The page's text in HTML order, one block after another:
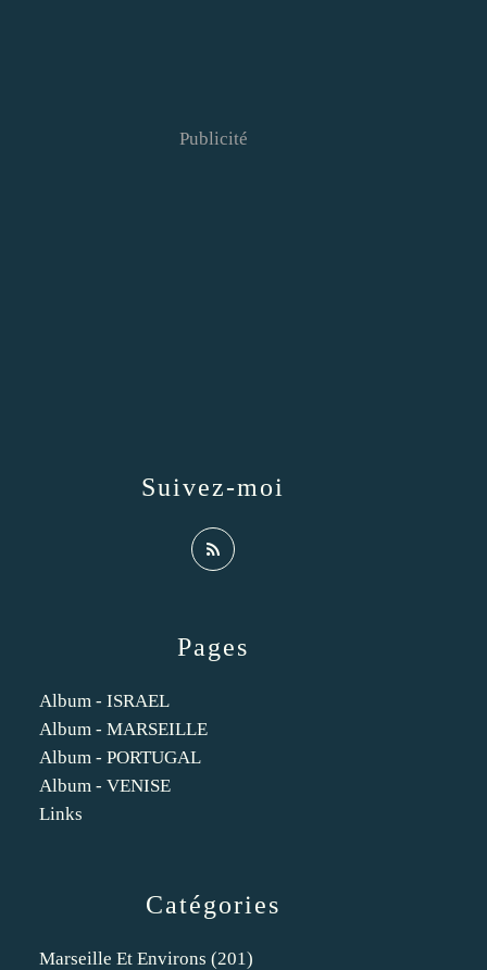
Catégories
Marseille Et Environs (201)
Pages
Album - ISRAEL
Album - MARSEILLE
Album - PORTUGAL
Album - VENISE
Links
Suivez-moi
Publicité